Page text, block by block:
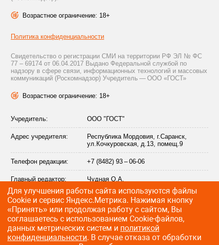
Возрастное ограничение: 18+
Политика конфиденциальности
Свидетельство о регистрации СМИ на территории РФ ЭЛ № ФС
77 – 69174 от 06.04.2017 Выдано Федеральной службой по
надзору в сфере связи, информационных технологий и массовых
коммуникаций (Роскомнадзор) Учредитель — ООО «ГОСТ»
Возрастное ограничение: 18+
Учредитель: ООО "ГОСТ"
Адрес учредителя:
Республика Мордовия, г.Саранск,
ул.Кочкуровская, д.13, помещ.9
Телефон редакции: +7 (8482) 93 – 06-06
Главный редактор: Чудная О.А.
Адрес электронной
почты редакции:
info@citytraffic.ru
Для улучшения работы сайта используются файлы
Сookie и сервис Яндекс.Метрика. Нажимая кнопку
«Принять» или продолжая работу с сайтом, Вы
соглашаетесь с использованием Cookie-файлов,
данных метрических систем и политикой
конфиденциальности. В случае отказа от обработки